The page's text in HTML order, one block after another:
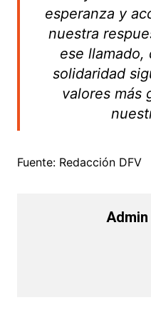
esperanza y
nuestra
ese llamado,
solidaridad
valores más
Fuente: Redacción DFV
Admin